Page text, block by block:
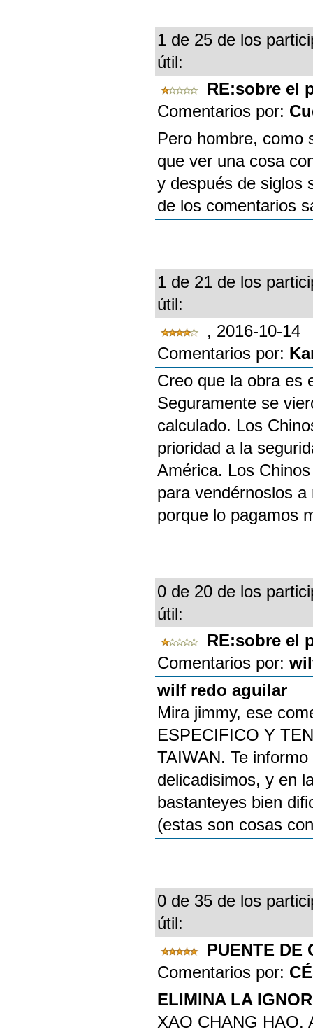
1 de 25 de los
útil:
RE:sobre el
Comentarios por:
Pero hombre, como
que ver una cosa
y después de siglos
de los comentarios
1 de 21 de los
útil:
, 2016-10-14
Comentarios por:
Creo que la obra es
Seguramente se
calculado. Los
prioridad a la
América. Los
para vendérnoslos
porque lo pagamos
0 de 20 de los
útil:
RE:sobre el
Comentarios por:
wilf redo aguilar
Mira jimmy, ese
ESPECIFICO Y
TAIWAN. Te
delicadisimos, y en
bastanteyes bien
(estas son cosas
0 de 35 de los
útil:
PUENTE DE
Comentarios por:
ELIMINA LA
XAO CHANG HAO.